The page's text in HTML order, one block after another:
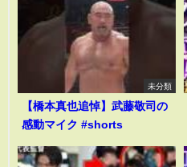
未分類
【橋本真也追悼】武藤敬司の
感動マイク #shorts